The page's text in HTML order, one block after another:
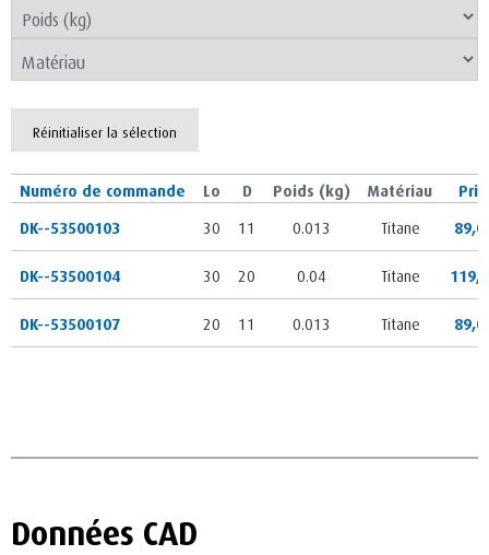
Réinitialiser la sélection
Numéro de commande Lo D Poids (kg) Matériau
DK--53500103
30 11 0.013 Titane
DK--53500104
30 20 0.04 Titane
DK--53500107
20 11 0.013 Titane
Données CAD